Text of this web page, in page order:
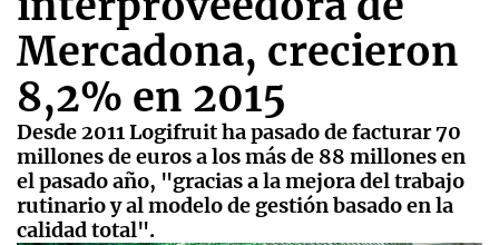
Mercadona, crecieron
8,2% en 2015
Desde 2011 Logifruit ha pasado de facturar 70
millones de euros a los más de 88 millones en
el pasado año, "gracias a la mejora del trabajo
rutinario y al modelo de gestión basado en la
calidad total".